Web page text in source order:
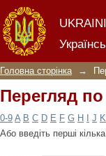
Перегляд
Головна сторінка →
Перегляд
0-9 A B C D E F G H J K
Або введіть перші